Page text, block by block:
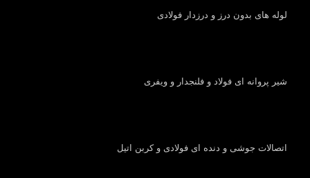
لوله های بدون درز و درزدار فولادی
شیر پروانه ای فولاد و فلنجدار و ویفری
اتصالات جوشی و دنده ای فولادی و کربن اتیل